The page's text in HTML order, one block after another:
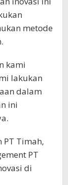
metode
kami
lakukan
dalam
ini
PT Timah,
PT
di